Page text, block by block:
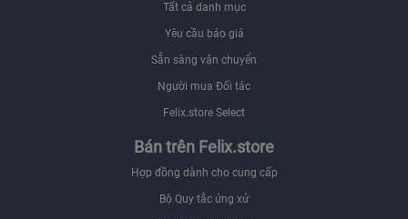
Tất cả danh mục
Yêu cầu báo giá
Sẵn sàng vận chuyển
Người mua Đối tác
Felix.store Select
Bán trên Felix.store
Hợp đồng dành cho cung cấp
Bộ Quy tắc ứng xử